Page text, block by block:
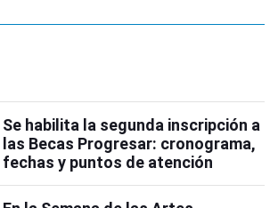
Se habilita la segunda inscripción a
las Becas Progresar: cronograma,
fechas y puntos de atención